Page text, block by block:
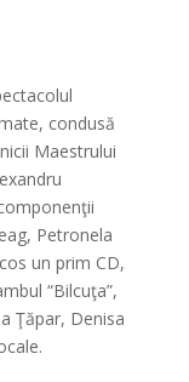
condusă
Maestrului
Petronela
un prim CD,
“Bilcuţa”,
Ţăpar, Denisa